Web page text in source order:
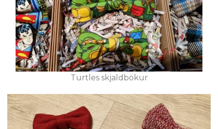
Turtles skjaldbökur